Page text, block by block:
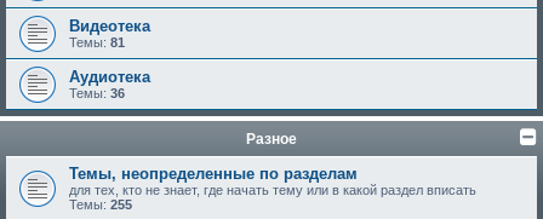
Видеотека
Темы: 81
Аудиотека
Темы: 36
Разное
Темы, неопределенные по разделам
для тех, кто не знает, где начать тему или в какой раздел вписать
Темы: 255